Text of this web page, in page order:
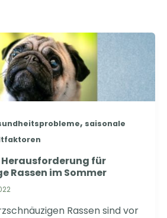
, saisonale
Herausforderung für
Rassen im Sommer
Rassen sind vor